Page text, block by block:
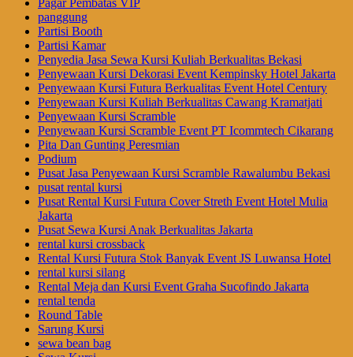
Pagar Pembatas VIP
panggung
Partisi Booth
Partisi Kamar
Penyedia Jasa Sewa Kursi Kuliah Berkualitas Bekasi
Penyewaan Kursi Dekorasi Event Kempinsky Hotel Jakarta
Penyewaan Kursi Futura Berkualitas Event Hotel Century
Penyewaan Kursi Kuliah Berkualitas Cawang Kramatjati
Penyewaan Kursi Scramble
Penyewaan Kursi Scramble Event PT Icommtech Cikarang
Pita Dan Gunting Peresmian
Podium
Pusat Jasa Penyewaan Kursi Scramble Rawalumbu Bekasi
pusat rental kursi
Pusat Rental Kursi Futura Cover Streth Event Hotel Mulia
Jakarta
Pusat Sewa Kursi Anak Berkualitas Jakarta
rental kursi crossback
Rental Kursi Futura Stok Banyak Event JS Luwansa Hotel
rental kursi silang
Rental Meja dan Kursi Event Graha Sucofindo Jakarta
rental tenda
Round Table
Sarung Kursi
sewa bean bag